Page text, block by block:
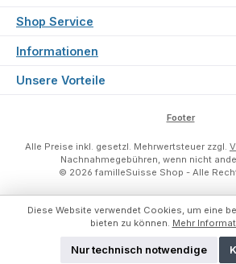
Shop Service
Informationen
Unsere Vorteile
Footer
Alle Preise inkl. gesetzl. Mehrwertsteuer zzgl.
Nachnahmegebühren, wenn nicht
© 2026 familleSuisse Shop - Alle
Diese Website verwendet Cookies, um eine
bieten zu können. Mehr
Nur technisch notwendige